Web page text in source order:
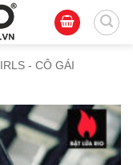
- CÔ GÁI